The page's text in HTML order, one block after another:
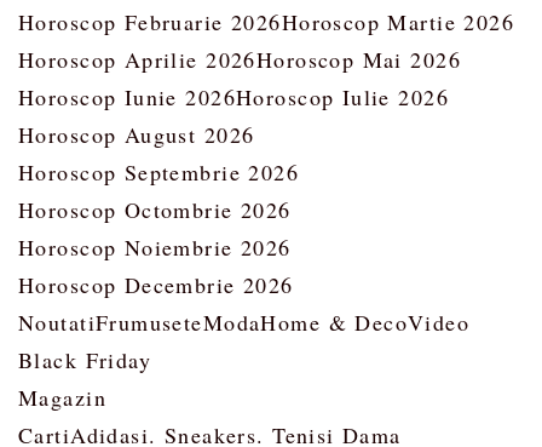
Horoscop Februarie 2026Horoscop Martie 2026
Horoscop Aprilie 2026Horoscop Mai 2026
Horoscop Iunie 2026Horoscop Iulie 2026
Horoscop August 2026
Horoscop Septembrie 2026
Horoscop Octombrie 2026
Horoscop Noiembrie 2026
Horoscop Decembrie 2026
NoutatiFrumuseteModaHome & DecoVideo
Black Friday
Magazin
CartiAdidasi. Sneakers. Tenisi Dama